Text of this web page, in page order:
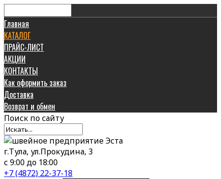
Главная
КАТАЛОГ
ПРАЙС-ЛИСТ
АКЦИИ
КОНТАКТЫ
Как оформить заказ
Доставка
Возврат и обмен
Поиск по сайту
г.Тула, ул.Прокудина, 3
с 9:00 до 18:00
+7 (4872) 22-37-18